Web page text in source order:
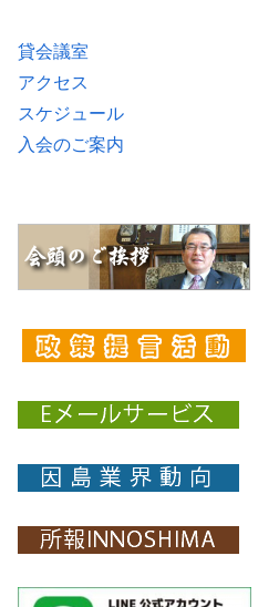
貸会議室
アクセス
スケジュール
入会のご案内